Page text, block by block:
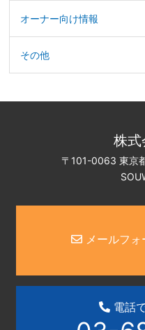
オーナー向け情報
その他
株
〒101-0063 東京
メールフォ
電話